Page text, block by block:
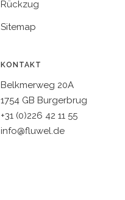
Rückzug
Sitemap
KONTAKT
Belkmerweg 20A
1754 GB Burgerbrug
+31 (0)226 42 11 55
info@fluwel.de